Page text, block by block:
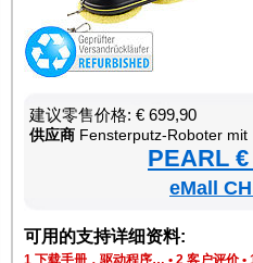
建议零售价格: € 699,90
供应商 Fensterputz-Roboter mit
PEARL
eMall
可用的支持详细资料:
1 下载手册，驱动程序… • 2 客户评价•